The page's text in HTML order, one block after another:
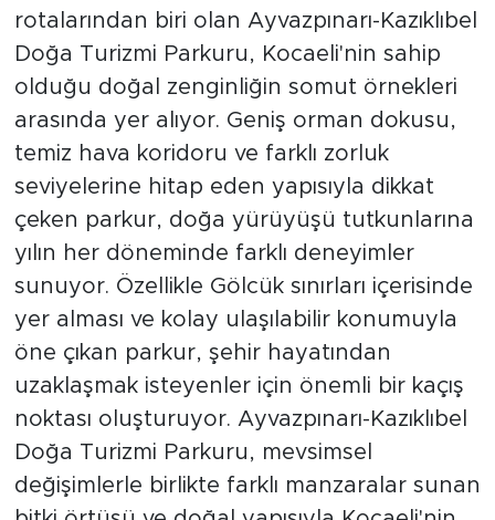
rotalarından biri olan Ayvazpınarı-Kazıklıbel
Doğa Turizmi Parkuru, Kocaeli'nin sahip
olduğu doğal zenginliğin somut örnekleri
arasında yer alıyor. Geniş orman dokusu,
temiz hava koridoru ve farklı zorluk
seviyelerine hitap eden yapısıyla dikkat
çeken parkur, doğa yürüyüşü tutkunlarına
yılın her döneminde farklı deneyimler
sunuyor. Özellikle Gölcük sınırları içerisinde
yer alması ve kolay ulaşılabilir konumuyla
öne çıkan parkur, şehir hayatından
uzaklaşmak isteyenler için önemli bir kaçış
noktası oluşturuyor. Ayvazpınarı-Kazıklıbel
Doğa Turizmi Parkuru, mevsimsel
değişimlerle birlikte farklı manzaralar sunan